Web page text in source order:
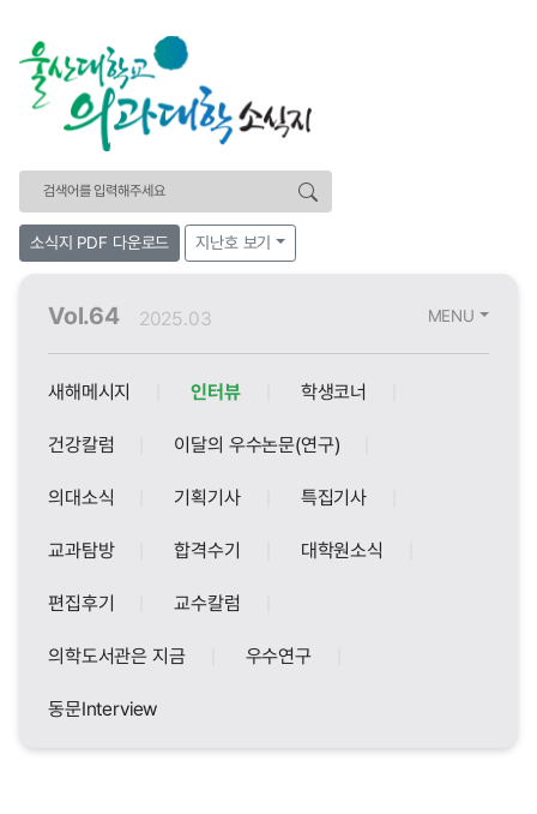
소식지 PDF 다운로드 지난호 보기
Vol.64 2025.03 MENU
새해메시지 인터뷰 학생코너
건강칼럼 이달의 우수논문(연구)
의대소식 기획기사 특집기사
교과탐방 합격수기 대학원소식
편집후기 교수칼럼
의학도서관은 지금 우수연구
동문Interview